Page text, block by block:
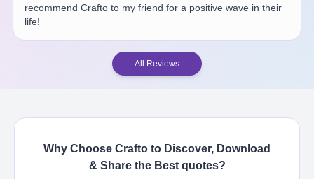
recommend Crafto to my friend for a positive wave in their
life!
All Reviews
Why Choose Crafto to Discover, Download
& Share the Best quotes?